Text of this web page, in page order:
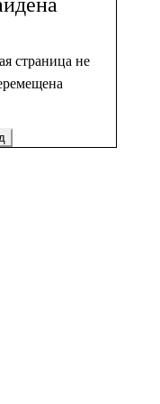
страница не